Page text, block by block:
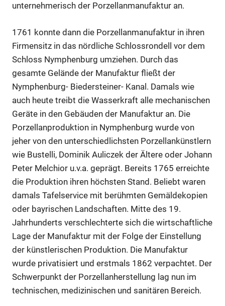
unternehmerisch der Porzellanmanufaktur an.
1761 konnte dann die Porzellanmanufaktur in ihren
Firmensitz in das nördliche Schlossrondell vor dem
Schloss Nymphenburg umziehen. Durch das
gesamte Gelände der Manufaktur fließt der
Nymphenburg- Biedersteiner- Kanal. Damals wie
auch heute treibt die Wasserkraft alle mechanischen
Geräte in den Gebäuden der Manufaktur an. Die
Porzellanproduktion in Nymphenburg wurde von
jeher von den unterschiedlichsten Porzellankünstlern
wie Bustelli, Dominik Auliczek der Ältere oder Johann
Peter Melchior u.v.a. geprägt. Bereits 1765 erreichte
die Produktion ihren höchsten Stand. Beliebt waren
damals Tafelservice mit berühmten Gemäldekopien
oder bayrischen Landschaften. Mitte des 19.
Jahrhunderts verschlechterte sich die wirtschaftliche
Lage der Manufaktur mit der Folge der Einstellung
der künstlerischen Produktion. Die Manufaktur
wurde privatisiert und erstmals 1862 verpachtet. Der
Schwerpunkt der Porzellanherstellung lag nun im
technischen, medizinischen und sanitären Bereich.